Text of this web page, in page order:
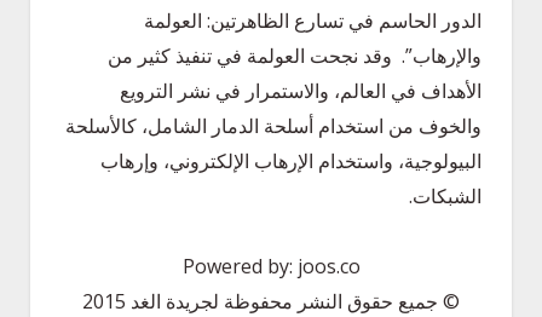
الدور الحاسم في تسارع الظاهرتين: العولمة
والإرهاب”. وقد نجحت العولمة في تنفيذ كثير من
الأهداف في العالم، والاستمرار في نشر الترويع
والخوف من استخدام أسلحة الدمار الشامل، كالأسلحة
البيولوجية، واستخدام الإرهاب الإلكتروني، وإرهاب
الشبكات.
Powered by: joos.co
© جميع حقوق النشر محفوظة لجريدة الغد 2015